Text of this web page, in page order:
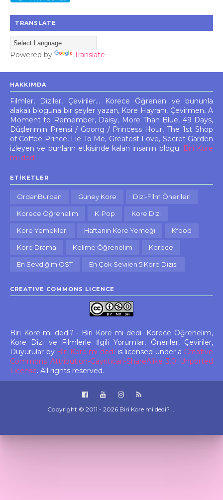
TRANSLATE
Powered by Translate
HAKKIMDA
Filmler, Diziler, Çeviriler... Korece Öğrenen ve bununla
alakalı bloguna bir şeyler yazan, Kore Hayranı, Çevirmen, A
Moment to Remember, Daisy, More Than Blue, 49 Days,
Düşlerimin Prensi / Goong / Princess Hour, The 1st Shop
of Coffee Prince, Lie To Me, Greatest Love, Secret Garden
izleyen ve bunların etkisinde kalan insanın blogu. Biri Kore
mi dedi
ETIKETLER
OrdanBurdan Güney Kore Dizi-Film Önerileri
Korece Öğrenelim K-Pop Kore Dizi
Kore Yemekleri Haftanın Kore Yemeği Kfood
Kore Drama Kelime Öğrenelim Korece
En Sevdiğim OST En Çok Sevilen 5 Kore Dizisi
CREATIVE COMMONS LICENCE
Biri Kore mi dedi? - Biri Kore mi dedi- Korece Öğrenelim,
Kore Dizi ve Filmlerle İlgili Yorumlar, Öneriler, Çeviriler,
Duyurular by Biri Kore mi dedi is licensed under a Creative
Commons Attribution-Gayriticari-ShareAlike 3.0 Unported
License. All rights reserved.
Copyright © 2011 - 2026 Biri Kore mi dedi? ...